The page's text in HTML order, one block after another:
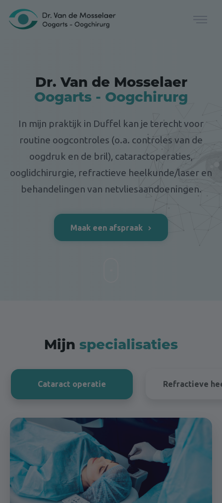
Dr. Van de Mosselaer
Oogarts - Oogchirurg
In mijn praktijk in Duffel kan je terecht voor
routine oogcontroles (o.a. controles van de
oogdruk en de bril), cataractoperaties,
ooglidchirurgie, refractieve heelkunde/laser en
behandelingen van netvliesaandoeningen.
Maak een afspraak
Mijn specialisaties
Cataract operatie Refractieve